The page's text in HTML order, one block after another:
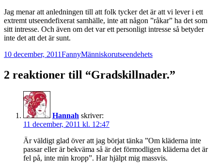
Jag menar att anledningen till att folk tycker det är att vi lever i ett
extremt utseendefixerat samhälle, inte att någon ”råkar” ha det som
sitt intresse. Och även om det var ett personligt intresse så betyder
inte det att det är sunt.
Postat
10 december, 2011Författare
FannyKategorier
MänniskorTaggar
utseendehets
2 reaktioner till “Gradskillnader.”
Hannah skriver:
11 december, 2011 kl. 12:47
Är väldigt glad över att jag börjat tänka ”Om kläderna inte
passar eller är bekväma så är det förmodligen kläderna det är
fel på, inte min kropp”. Har hjälpt mig massvis.